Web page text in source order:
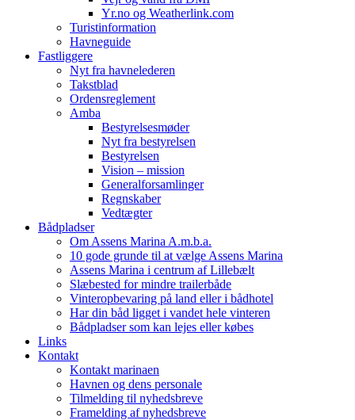
Yr.no og Weatherlink.com
Turistinformation
Havneguide
Fastliggere
Nyt fra havnelederen
Takstblad
Ordensreglement
Amba
Bestyrelsesmøder
Nyt fra bestyrelsen
Bestyrelsen
Vision – mission
Generalforsamlinger
Regnskaber
Vedtægter
Bådpladser
Om Assens Marina A.m.b.a.
10 gode grunde til at vælge Assens Marina
Assens Marina i centrum af Lillebælt
Slæbested for mindre trailerbåde
Vinteropbevaring på land eller i bådhotel
Har din båd ligget i vandet hele vinteren
Bådpladser som kan lejes eller købes
Links
Kontakt
Kontakt marinaen
Havnen og dens personale
Tilmelding til nyhedsbreve
Framelding af nyhedsbreve